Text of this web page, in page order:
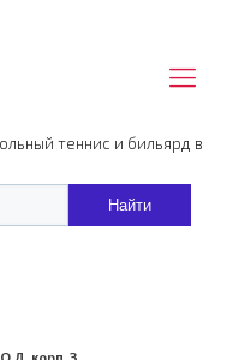
теннис и бильярд в